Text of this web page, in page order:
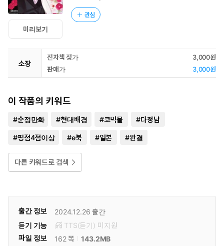
미리보기
관심
소장
전자책 정가
3,000원
판매가
3,000원
이 작품의 키워드
#순정만화 #현대배경 #코믹물 #다정남
#평점4점이상 #e북 #일본 #완결
다른 키워드로 검색
출간 정보 2024.12.26 출간
듣기 기능
TTS(듣기) 미 지원
파일 정보
162 쪽
143.2MB